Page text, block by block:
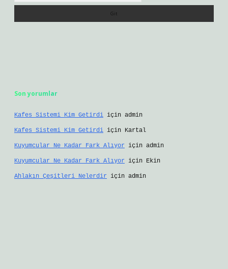
Son yorumlar
Kafes Sistemi Kim Getirdi için admin
Kafes Sistemi Kim Getirdi için Kartal
Kuyumcular Ne Kadar Fark Alıyor için admin
Kuyumcular Ne Kadar Fark Alıyor için Ekin
Ahlakın Çeşitleri Nelerdir için admin